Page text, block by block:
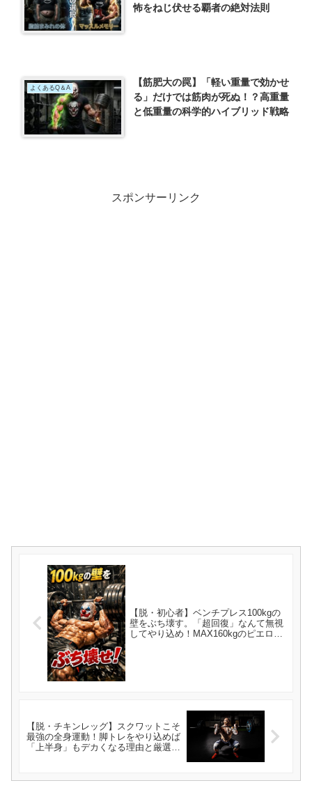
怖をねじ伏せる覇者の絶対法則
よくあるQ＆A
【筋肥大の罠】「軽い重量で効かせ
る」だけでは筋肉が死ぬ！？高重量
と低重量の科学的ハイブリッド戦略
スポンサーリンク
【脱・初心者】ベンチプレス100kgの
壁をぶち壊す。「超回復」なんて無視
してやり込め！MAX160kgのピエロキ
【脱・チキンレッグ】スクワットこそ
最強の全身運動！脚トレをやり込めば
「上半身」もデカくなる理由と厳選種